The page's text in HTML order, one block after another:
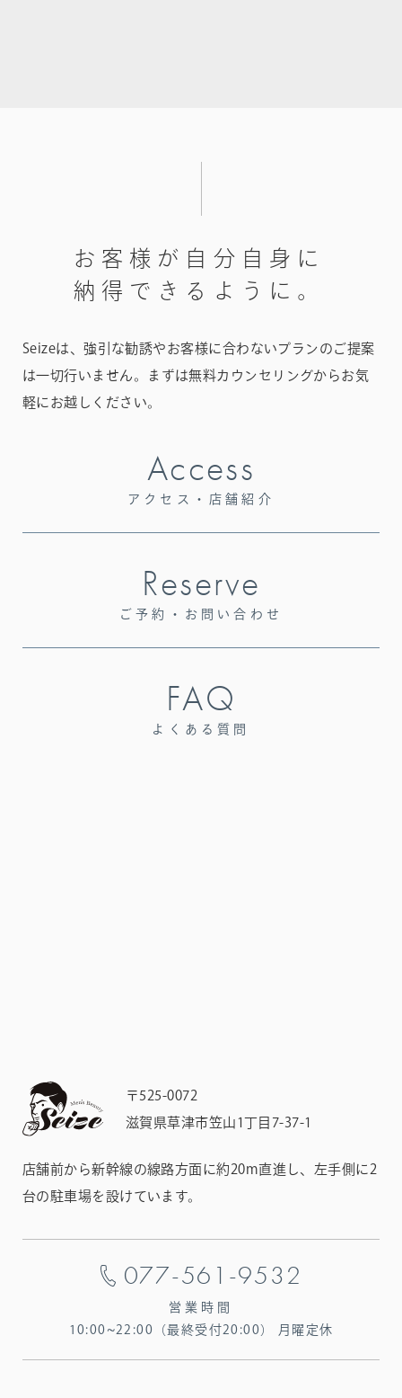
お 客 様 が 自 分 自 身 に
納 得 で き る よ う に 。
Seizeは、強引な勧誘やお客様に合わないプランのご提案
は一切行いません。
まずは無料カウンセリングからお気
軽にお越しください。
Access
アクセス・店舗紹介
Reserve
ご予約・お問い合わせ
FAQ
よくある質問
〒525-0072
滋賀県草津市笠山1丁目7-37-1
店舗前から新幹線の線路方面に約20m直進し、左手側に2
台の駐車場を設けています。
077-561-9532
営業時間
10:00~22:00（最終受付20:00）
月曜定休